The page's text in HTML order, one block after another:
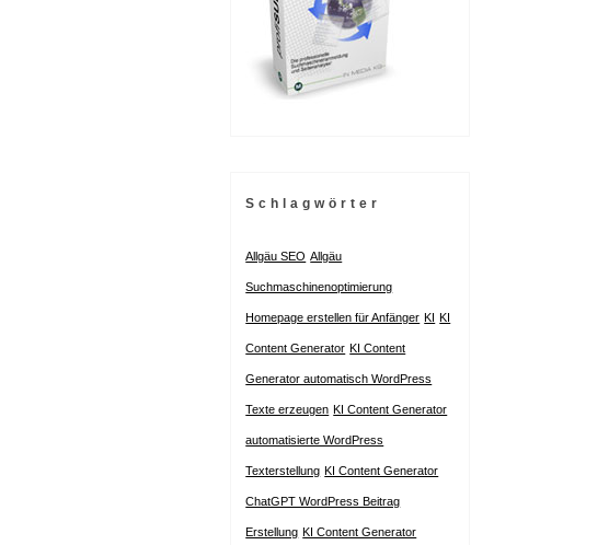
Schlagwörter
Allgäu SEO Allgäu
Suchmaschinenoptimierung
Homepage erstellen für Anfänger KI KI
Content Generator KI Content
Generator automatisch WordPress
Texte erzeugen KI Content Generator
automatisierte WordPress
Texterstellung KI Content Generator
ChatGPT WordPress Beitrag
Erstellung KI Content Generator